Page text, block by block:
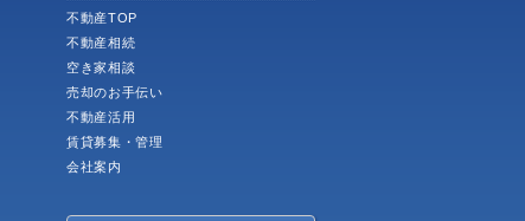
不動産TOP
不動産相続
空き家相談
売却のお手伝い
不動産活用
賃貸募集・管理
会社案内